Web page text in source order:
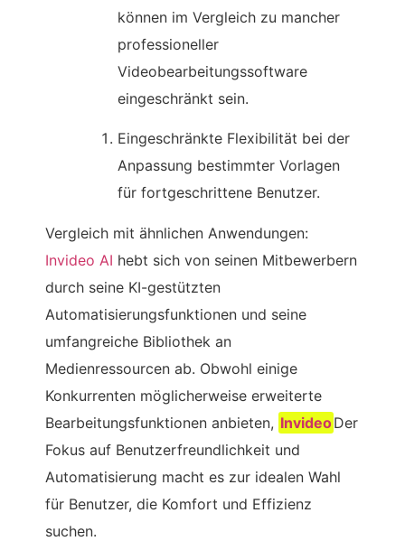
können im Vergleich zu mancher
professioneller
Videobearbeitungssoftware
eingeschränkt sein.
Eingeschränkte Flexibilität bei der
Anpassung bestimmter Vorlagen
für fortgeschrittene Benutzer.
Vergleich mit ähnlichen Anwendungen:
Invideo AI hebt sich von seinen Mitbewerbern
durch seine KI-gestützten
Automatisierungsfunktionen und seine
umfangreiche Bibliothek an
Medienressourcen ab. Obwohl einige
Konkurrenten möglicherweise erweiterte
Bearbeitungsfunktionen anbieten, InvideoDer
Fokus auf Benutzerfreundlichkeit und
Automatisierung macht es zur idealen Wahl
für Benutzer, die Komfort und Effizienz
suchen.